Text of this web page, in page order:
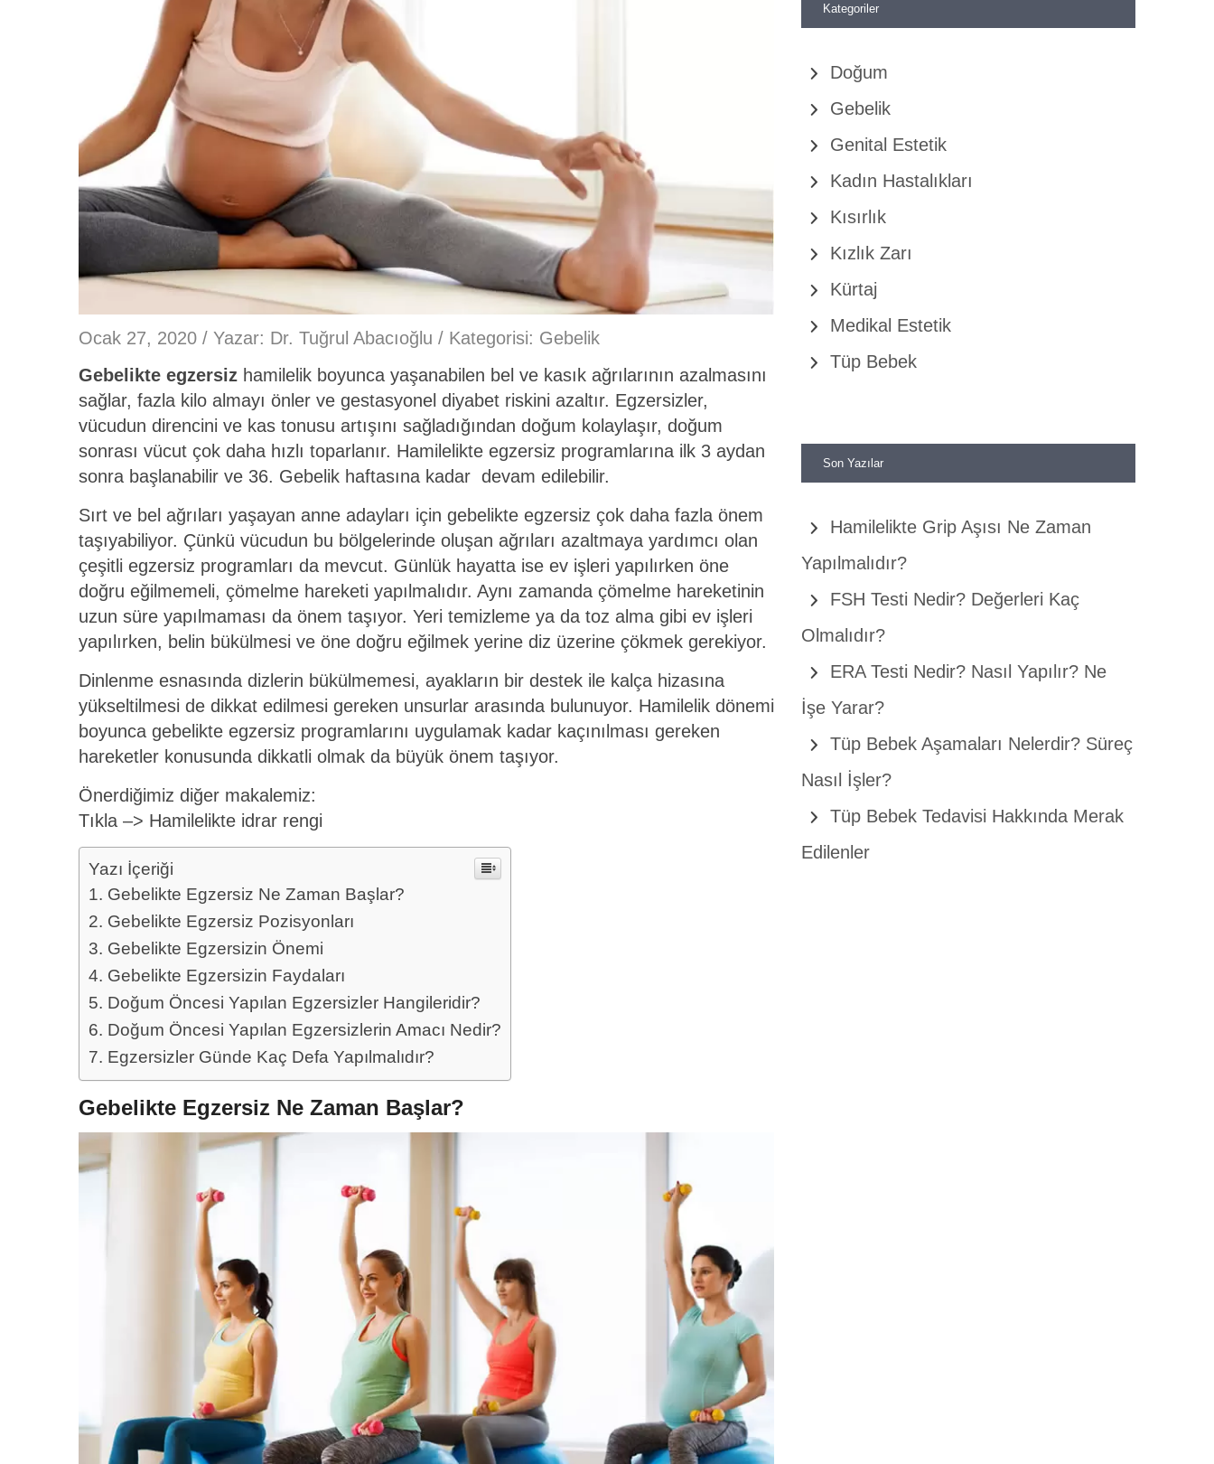
Ocak 27, 2020 / Yazar: Dr. Tuğrul Abacıoğlu / Kategorisi: Gebelik
Gebelikte egzersiz hamilelik boyunca yaşanabilen bel ve kasık ağrılarının azalmasını
sağlar, fazla kilo almayı önler ve gestasyonel diyabet riskini azaltır. Egzersizler,
vücudun direncini ve kas tonusu artışını sağladığından doğum kolaylaşır, doğum
sonrası vücut çok daha hızlı toparlanır. Hamilelikte egzersiz programlarına ilk 3 aydan
sonra başlanabilir ve 36. Gebelik haftasına kadar devam edilebilir.
Sırt ve bel ağrıları yaşayan anne adayları için gebelikte egzersiz çok daha fazla önem
taşıyabiliyor. Çünkü vücudun bu bölgelerinde oluşan ağrıları azaltmaya yardımcı olan
çeşitli egzersiz programları da mevcut. Günlük hayatta ise ev işleri yapılırken öne
doğru eğilmemeli, çömelme hareketi yapılmalıdır. Aynı zamanda çömelme hareketinin
uzun süre yapılmaması da önem taşıyor. Yeri temizleme ya da toz alma gibi ev işleri
yapılırken, belin bükülmesi ve öne doğru eğilmek yerine diz üzerine çökmek gerekiyor.
Dinlenme esnasında dizlerin bükülmemesi, ayakların bir destek ile kalça hizasına
yükseltilmesi de dikkat edilmesi gereken unsurlar arasında bulunuyor. Hamilelik dönemi
boyunca gebelikte egzersiz programlarını uygulamak kadar kaçınılması gereken
hareketler konusunda dikkatli olmak da büyük önem taşıyor.
Önerdiğimiz diğer makalemiz:
Tıkla –> Hamilelikte idrar rengi
Yazı İçeriği
Gebelikte Egzersiz Ne Zaman Başlar?
Gebelikte Egzersiz Pozisyonları
Gebelikte Egzersizin Önemi
Gebelikte Egzersizin Faydaları
Doğum Öncesi Yapılan Egzersizler Hangileridir?
Doğum Öncesi Yapılan Egzersizlerin Amacı Nedir?
Egzersizler Günde Kaç Defa Yapılmalıdır?
Gebelikte Egzersiz Ne Zaman Başlar?
Kategoriler
Doğum
Gebelik
Genital Estetik
Kadın Hastalıkları
Kısırlık
Kızlık Zarı
Kürtaj
Medikal Estetik
Tüp Bebek
Son Yazılar
Hamilelikte Grip Aşısı Ne Zaman
Yapılmalıdır?
FSH Testi Nedir? Değerleri Kaç
Olmalıdır?
ERA Testi Nedir? Nasıl Yapılır? Ne
İşe Yarar?
Tüp Bebek Aşamaları Nelerdir? Süreç
Nasıl İşler?
Tüp Bebek Tedavisi Hakkında Merak
Edilenler